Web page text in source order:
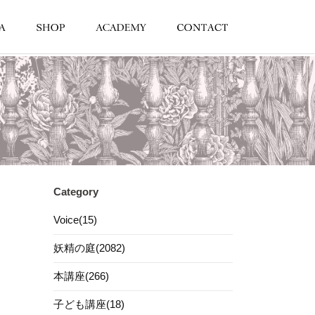
Category
Voice(15)
妖精の庭(2082)
本講座(266)
子ども講座(18)